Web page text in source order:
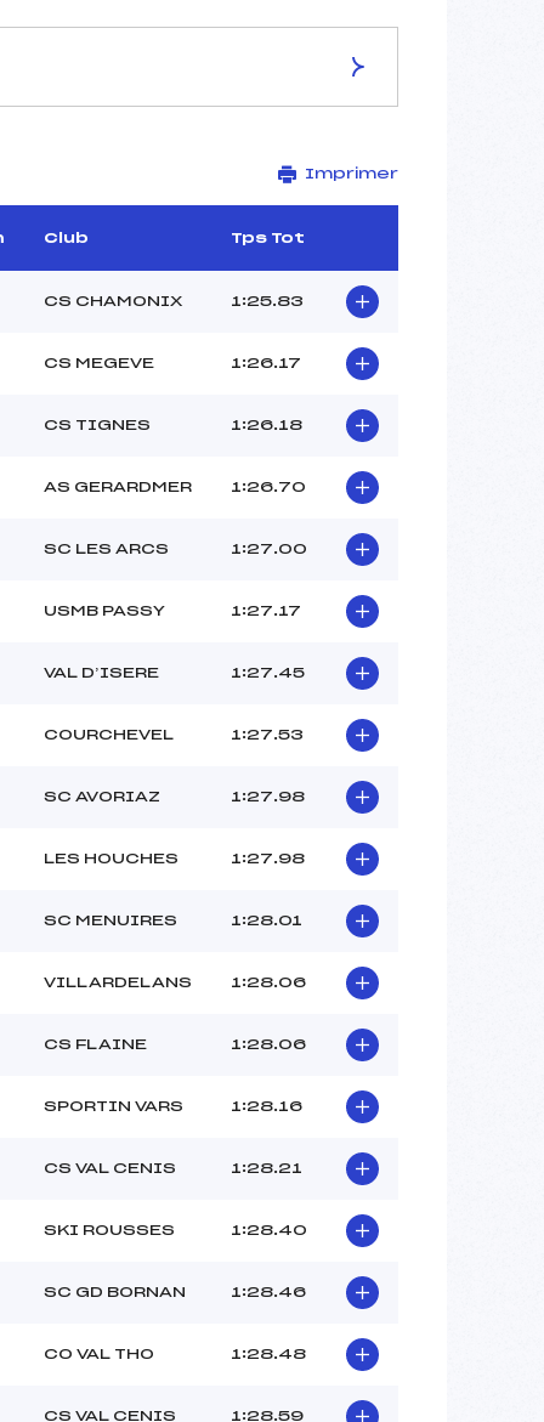
L'ETRET
2014
6286/196/01
Imprimer
Club Tps Tot
CS CHAMONIX 1:25.83
CS MEGEVE 1:26.17
CS TIGNES 1:26.18
AS GERARDMER 1:26.70
SC LES ARCS 1:27.00
USMB PASSY 1:27.17
VAL D’ISERE 1:27.45
COURCHEVEL 1:27.53
SC AVORIAZ 1:27.98
LES HOUCHES 1:27.98
SC MENUIRES 1:28.01
VILLARDELANS 1:28.06
CS FLAINE 1:28.06
SPORTIN VARS 1:28.16
CS VAL CENIS 1:28.21
SKI ROUSSES 1:28.40
SC GD BORNAN 1:28.46
CO VAL THO 1:28.48
CS VAL CENIS 1:28.59